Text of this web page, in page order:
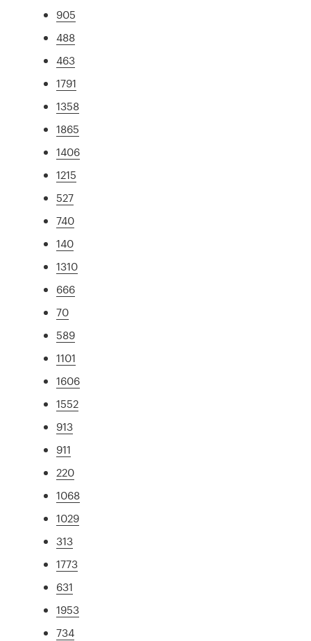
905
488
463
1791
1358
1865
1406
1215
527
740
140
1310
666
70
589
1101
1606
1552
913
911
220
1068
1029
313
1773
631
1953
734